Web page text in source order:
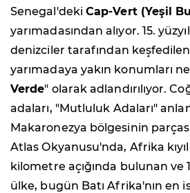
Senegal'dekiCap-Vert (Yeşil
yarımadasından alıyor. 15.
denizciler tarafından
yarımadaya yakın konumları
Verde" olarak adlandırılıyor.
adaları, "Mutluluk Adaları"
Makaronezya bölgesinin
Atlas Okyanusu'nda, Afrika
kilometre açığında bulunan ve
ülke, bugün Batı Afrika'nın en